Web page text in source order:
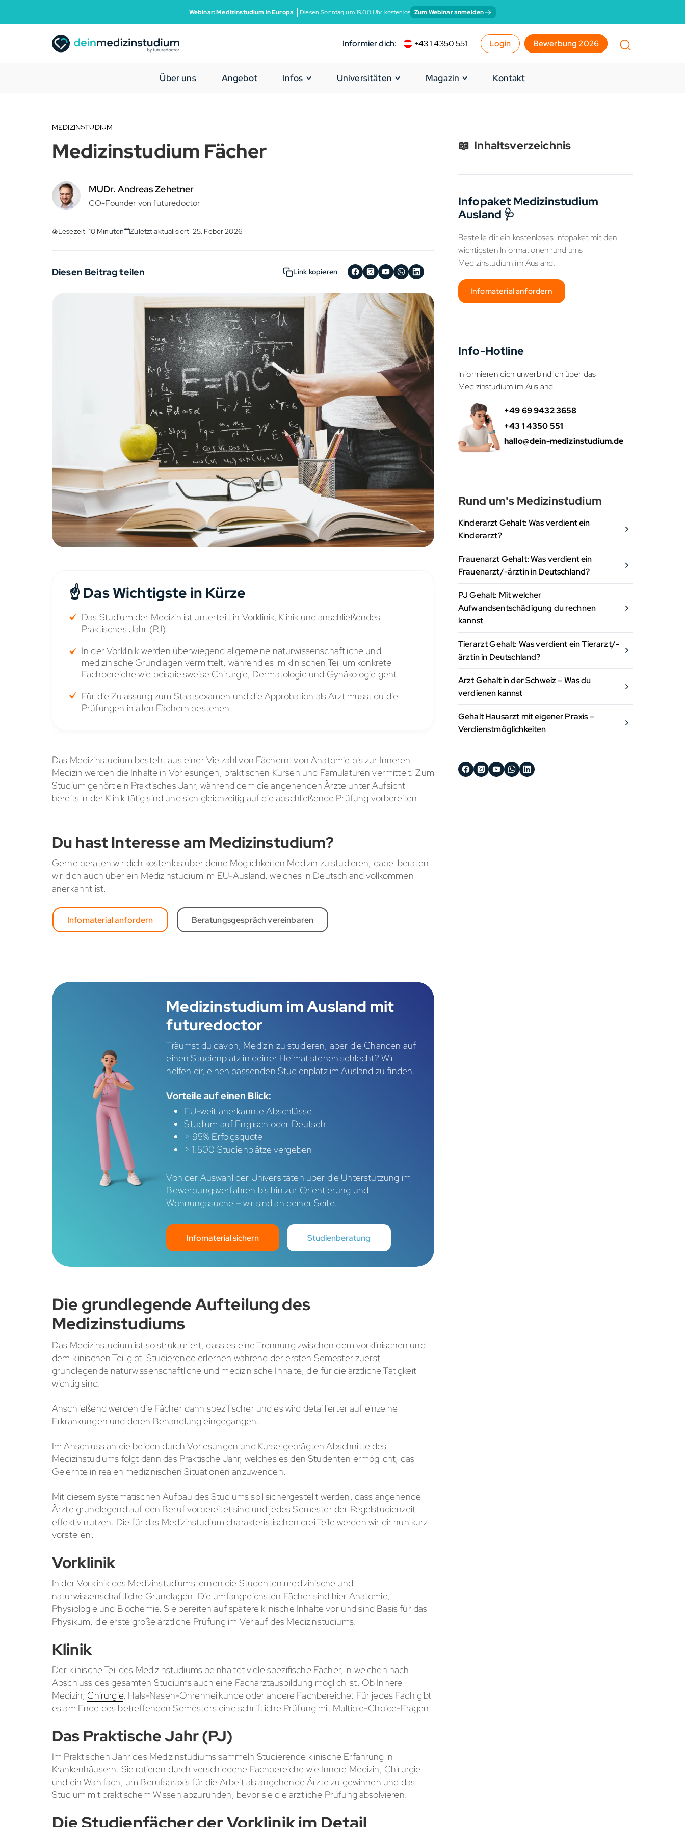
Webinar: Medizinstudium in Europa Diesen Sonntag um 19:00 Uhr kostenlos Zum Webinar anmelden
Informier dich: +43 1 4350 551 Login Bewerbung 2026
Über uns Angebot Infos Universitäten Magazin Kontakt
MEDIZINSTUDIUM
Medizinstudium Fächer
MUDr. Andreas Zehetner
CO-Founder von futuredoctor
Lesezeit: 10 Minuten Zuletzt aktualisiert: 25. Feber 2026
Diesen Beitrag teilen Link kopieren
☝️ Das Wichtigste in Kürze
Das Studium der Medizin ist unterteilt in Vorklinik, Klinik und anschließendes
Praktisches Jahr (PJ)
In der Vorklinik werden überwiegend allgemeine naturwissenschaftliche und
medizinische Grundlagen vermittelt, während es im klinischen Teil um konkrete
Fachbereiche wie beispielsweise Chirurgie, Dermatologie und Gynäkologie geht.
Für die Zulassung zum Staatsexamen und die Approbation als Arzt musst du die
Prüfungen in allen Fächern bestehen.
Das Medizinstudium besteht aus einer Vielzahl von Fächern: von Anatomie bis zur Inneren
Medizin werden die Inhalte in Vorlesungen, praktischen Kursen und Famulaturen vermittelt. Zum
Studium gehört ein Praktisches Jahr, während dem die angehenden Ärzte unter Aufsicht
bereits in der Klinik tätig sind und sich gleichzeitig auf die abschließende Prüfung vorbereiten.
Du hast Interesse am Medizinstudium?
Gerne beraten wir dich kostenlos über deine Möglichkeiten Medizin zu studieren, dabei beraten
wir dich auch über ein Medizinstudium im EU-Ausland, welches in Deutschland vollkommen
anerkannt ist.
Infomaterial anfordern Beratungsgespräch vereinbaren
Medizinstudium im Ausland mit
futuredoctor
Träumst du davon, Medizin zu studieren, aber die Chancen auf
einen Studienplatz in deiner Heimat stehen schlecht? Wir
helfen dir, einen passenden Studienplatz im Ausland zu finden.
Vorteile auf einen Blick:
EU-weit anerkannte Abschlüsse
Studium auf Englisch oder Deutsch
> 95% Erfolgsquote
> 1.500 Studienplätze vergeben
Von der Auswahl der Universitäten über die Unterstützung im
Bewerbungsverfahren bis hin zur Orientierung und
Wohnungssuche – wir sind an deiner Seite.
Infomaterial sichern Studienberatung
Die grundlegende Aufteilung des
Medizinstudiums
Das Medizinstudium ist so strukturiert, dass es eine Trennung zwischen dem vorklinischen und
dem klinischen Teil gibt. Studierende erlernen während der ersten Semester zuerst
grundlegende naturwissenschaftliche und medizinische Inhalte, die für die ärztliche Tätigkeit
wichtig sind.
Anschließend werden die Fächer dann spezifischer und es wird detaillierter auf einzelne
Erkrankungen und deren Behandlung eingegangen.
Im Anschluss an die beiden durch Vorlesungen und Kurse geprägten Abschnitte des
Medizinstudiums folgt dann das Praktische Jahr, welches es den Studenten ermöglicht, das
Gelernte in realen medizinischen Situationen anzuwenden.
Mit diesem systematischen Aufbau des Studiums soll sichergestellt werden, dass angehende
Ärzte grundlegend auf den Beruf vorbereitet sind und jedes Semester der Regelstudienzeit
effektiv nutzen. Die für das Medizinstudium charakteristischen drei Teile werden wir dir nun kurz
vorstellen.
Vorklinik
In der Vorklinik des Medizinstudiums lernen die Studenten medizinische und
naturwissenschaftliche Grundlagen. Die umfangreichsten Fächer sind hier Anatomie,
Physiologie und Biochemie. Sie bereiten auf spätere klinische Inhalte vor und sind Basis für das
Physikum, die erste große ärztliche Prüfung im Verlauf des Medizinstudiums.
Klinik
Der klinische Teil des Medizinstudiums beinhaltet viele spezifische Fächer, in welchen nach
Abschluss des gesamten Studiums auch eine Facharztausbildung möglich ist. Ob Innere
Medizin,Chirurgie, Hals-Nasen-Ohrenheilkunde oder andere Fachbereiche: Für jedes Fach gibt
es am Ende des betreffenden Semesters eine schriftliche Prüfung mit Multiple-Choice-Fragen.
Das Praktische Jahr (PJ)
Im Praktischen Jahr des Medizinstudiums sammeln Studierende klinische Erfahrung in
Krankenhäusern. Sie rotieren durch verschiedene Fachbereiche wie Innere Medizin, Chirurgie
und ein Wahlfach, um Berufspraxis für die Arbeit als angehende Ärzte zu gewinnen und das
Studium mit praktischem Wissen abzurunden, bevor sie die ärztliche Prüfung absolvieren.
Die Studienfächer der Vorklinik im Detail
📖 Inhaltsverzeichnis
Infopaket Medizinstudium
Ausland 🩺
Bestelle dir ein kostenloses Infopaket mit den
wichtigsten Informationen rund ums
Medizinstudium im Ausland.
Infomaterial anfordern
Info-Hotline
Informieren dich unverbindlich über das
Medizinstudium im Ausland.
+49 69 9432 3658
+43 1 4350 551
hallo@dein-medizinstudium.de
Rund um's Medizinstudium
Kinderarzt Gehalt: Was verdient ein
Kinderarzt?
Frauenarzt Gehalt: Was verdient ein
Frauenarzt/-ärztin in Deutschland?
PJ Gehalt: Mit welcher
Aufwandsentschädigung du rechnen
kannst
Tierarzt Gehalt: Was verdient ein Tierarzt/-
ärztin in Deutschland?
Arzt Gehalt in der Schweiz – Was du
verdienen kannst
Gehalt Hausarzt mit eigener Praxis –
Verdienstmöglichkeiten